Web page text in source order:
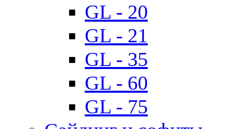
GL - 20
GL - 21
GL - 35
GL - 60
GL - 75